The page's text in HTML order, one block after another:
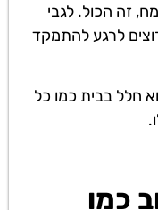
זה הכול. לגבי
לרגע להתמקד
חלל בבית כמו כל
כמו